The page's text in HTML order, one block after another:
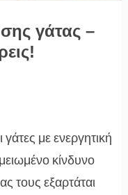
γάτας –
με ενεργητική
κίνδυνο
τους εξαρτάται